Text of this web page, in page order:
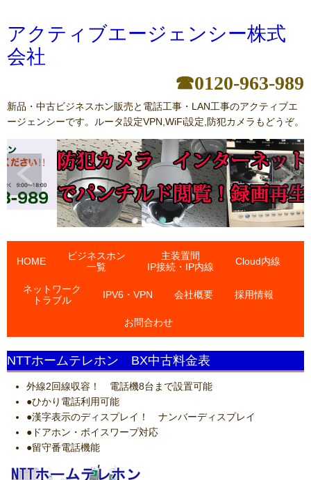
アクティブエージェンシー株式
会社
☎0120-963-989
新品・中古ビジネスホン販売と電話工事・LAN工事のアクティブエ
ージェンシーです。ルータ設定VPN,WiFi設定,防犯カメラもどうぞ。
HOME
ビジネスホン
一覧
主装置間
IP接続・IP内線
Cloud内線
ネットワーク
トラブル
IPV6・VPN 会社概要 採用情報
お問合わせ
NTTホームテレホン BX中古料金表
外線2回線収容！ 電話機8台まで設置可能
●ひかり電話利用可能
●漢字表示のディスプレイ！ ナンバーディスプレイ
●ドアホン・ボイスワープ対応
●留守番電話機能